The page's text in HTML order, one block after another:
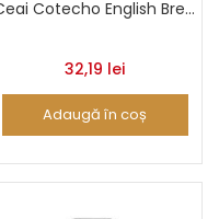
Ceai Cotecho English Breakfast 20 buc
32,19 lei
Adaugă în coș